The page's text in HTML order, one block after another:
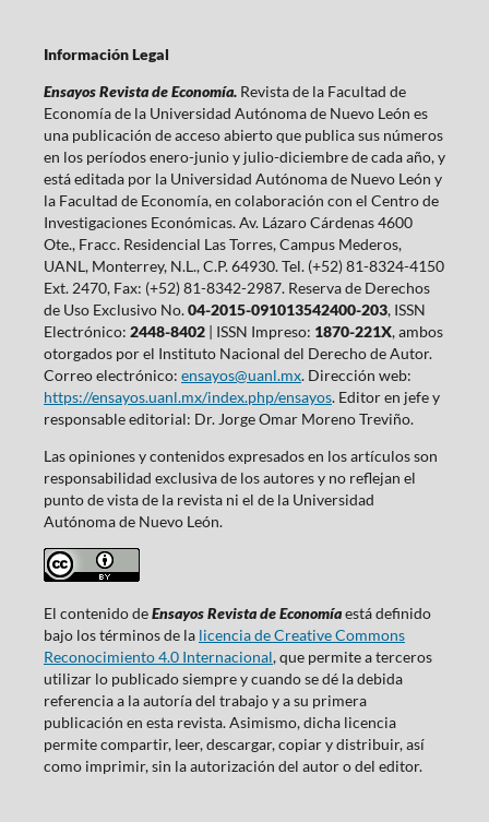
Información Legal
Ensayos Revista de Economía. Revista de la Facultad de
Economía de la Universidad Autónoma de Nuevo León es
una publicación de acceso abierto que publica sus números
en los períodos enero-junio y julio-diciembre de cada año, y
está editada por la Universidad Autónoma de Nuevo León y
la Facultad de Economía, en colaboración con el Centro de
Investigaciones Económicas. Av. Lázaro Cárdenas 4600
Ote., Fracc. Residencial Las Torres, Campus Mederos,
UANL, Monterrey, N.L., C.P. 64930. Tel. (+52) 81-8324-4150
Ext. 2470, Fax: (+52) 81-8342-2987. Reserva de Derechos
de Uso Exclusivo No.04-2015-091013542400-203, ISSN
Electrónico: 2448-8402| ISSN Impreso: 1870-221X, ambos
otorgados por el Instituto Nacional del Derecho de Autor.
Correo electrónico: ensayos@uanl.mx. Dirección web:
https://ensayos.uanl.mx/index.php/ensayos. Editor en jefe y
responsable editorial: Dr. Jorge Omar Moreno Treviño.
Las opiniones y contenidos expresados en los artículos son
responsabilidad exclusiva de los autores y no reflejan el
punto de vista de la revista ni el de la Universidad
Autónoma de Nuevo León.
El contenido deEnsayos Revista de Economíaestá definido
bajo los términos de la licencia de Creative Commons
Reconocimiento 4.0 Internacional, que permite a terceros
utilizar lo publicado siempre y cuando se dé la debida
referencia a la autoría del trabajo y a su primera
publicación en esta revista. Asimismo, dicha licencia
permite compartir, leer, descargar, copiar y distribuir, así
como imprimir, sin la autorización del autor o del editor.